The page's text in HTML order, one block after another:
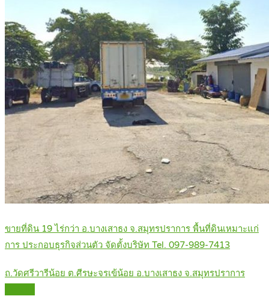
ขายที่ดิน 19 ไร่กว่า อ.บางเสาธง จ.สมุทรปราการ พื้นที่ดินเหมาะแก่
การ ประกอบธุรกิจส่วนตัว จัดตั้งบริษัท Tel. 097-989-7413
ถ.วัดศรีวารีน้อย ต.ศีรษะจรเข้น้อย อ.บางเสาธง จ.สมุทรปราการ